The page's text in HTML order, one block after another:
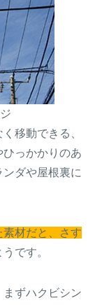
移動できる、
っかかりのあ
ダや屋根裏に
材だと、さす
です。
ずハクビシン